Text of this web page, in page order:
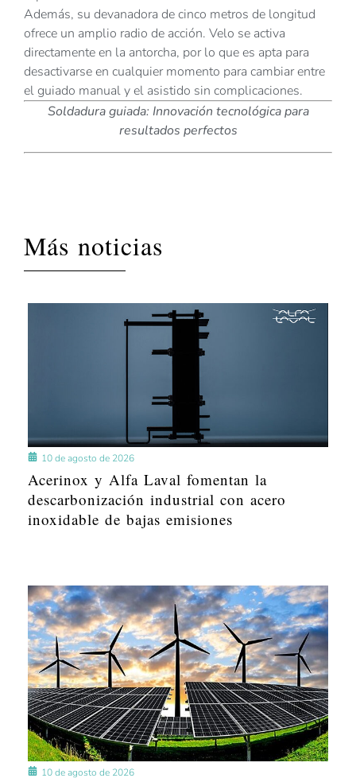
Además, su devanadora de cinco metros de longitud
ofrece un amplio radio de acción. Velo se activa
directamente en la antorcha, por lo que es apta para
desactivarse en cualquier momento para cambiar entre
el guiado manual y el asistido sin complicaciones.
Soldadura guiada: Innovación tecnológica para
resultados perfectos
Más noticias
10 de agosto de 2026
Acerinox y Alfa Laval fomentan la
descarbonización industrial con acero
inoxidable de bajas emisiones
10 de agosto de 2026